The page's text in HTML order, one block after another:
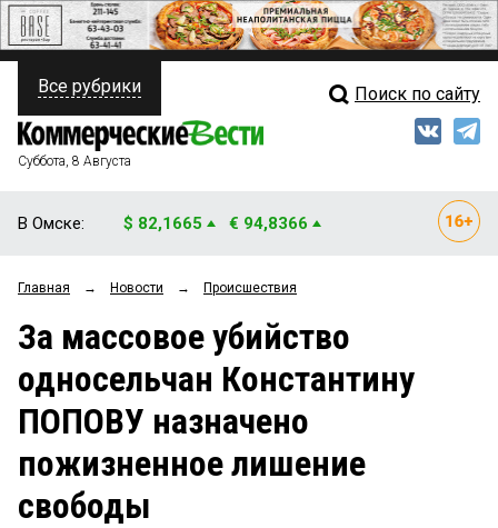
ПОЛИТИКА
ФИНАНСЫ
ОБЩЕСТВО
ЗАКОН
НОВОСТИ КОМПАНИЙ
СТИЛЬ ЖИЗНИ
Свежий выпуск
Мнения
Рейтинги
Блоги
Архив
Все рубрики Поиск по сайту
Суббота, 8 Августа
В Омске: $ 82,1665 € 94,8366
Главная → Новости → Происшествия
За массовое убийство
односельчан Константину
ПОПОВУ назначено
пожизненное лишение
свободы